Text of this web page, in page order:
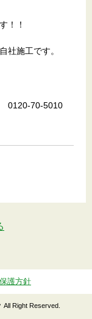
！！
社施工です。
0120-70-5010
護方針
Right Reserved.